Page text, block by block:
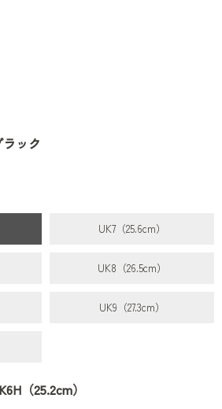
ック
UK7（25.6cm）
UK8（26.5cm）
UK9（27.3cm）
（25.2cm）